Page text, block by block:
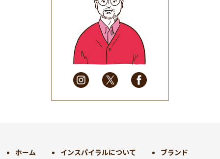
2025年7月(37)
2025年6月(48)
2025年5月
(41)
2025年4月
(32)
2025年3月(31)
2025年2月
(28)
2025年1月
(34)
2024年9月(30)
ホーム インスパイラルについて ブランド